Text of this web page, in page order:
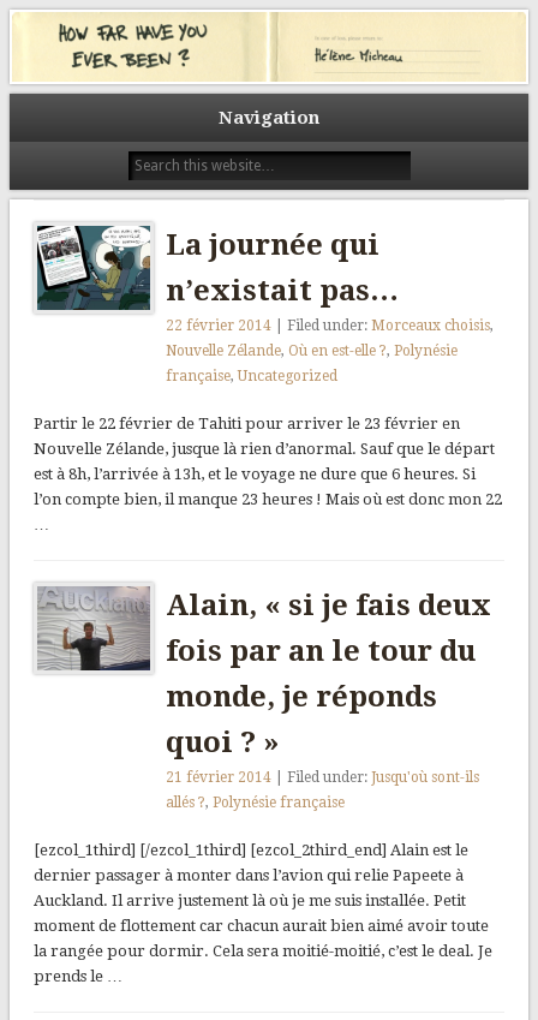
How far have you ever been?
Un tour du monde pour (a)grandir. Un tour du monde pour découvrir.
L’autre. Les autres. Un tour du monde pour prendre le temps. Celui du
voyage. Celui des rencontres. Et tout au long du chemin, des visages, des
sourires, des histoires. Des histoires racontées ici avec le même prisme, la
ever been?
Navigation
La journée qui
n’existait pas…
22 février 2014 | Filed under:Morceaux choisis,
Nouvelle Zélande, Où en est-elle ?,Polynésie
française,Uncategorized
Partir le 22 février de Tahiti pour arriver le 23 février en
Nouvelle Zélande, jusque là rien d’anormal. Sauf que le départ
est à 8h, l’arrivée à 13h, et le voyage ne dure que 6 heures. Si
l’on compte bien, il manque 23 heures ! Mais où est donc mon 22
…
Alain, « si je fais deux
fois par an le tour du
monde, je réponds
quoi ? »
21 février 2014 | Filed under:Jusqu'où sont-ils
allés ?,Polynésie française
[ezcol_1third] [/ezcol_1third] [ezcol_2third_end] Alain est le
dernier passager à monter dans l’avion qui relie Papeete à
Auckland. Il arrive justement là où je me suis installée. Petit
moment de flottement car chacun aurait bien aimé avoir toute
la rangée pour dormir. Cela sera moitié-moitié, c’est le deal. Je
prends le …